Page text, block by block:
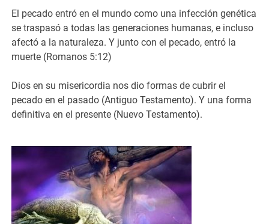
El pecado entró en el mundo como una infección genética
se traspasó a todas las generaciones humanas, e incluso
afectó a la naturaleza. Y junto con el pecado, entró la
muerte (Romanos 5:12)
Dios en su misericordia nos dio formas de cubrir el
pecado en el pasado (Antiguo Testamento). Y una forma
definitiva en el presente (Nuevo Testamento).